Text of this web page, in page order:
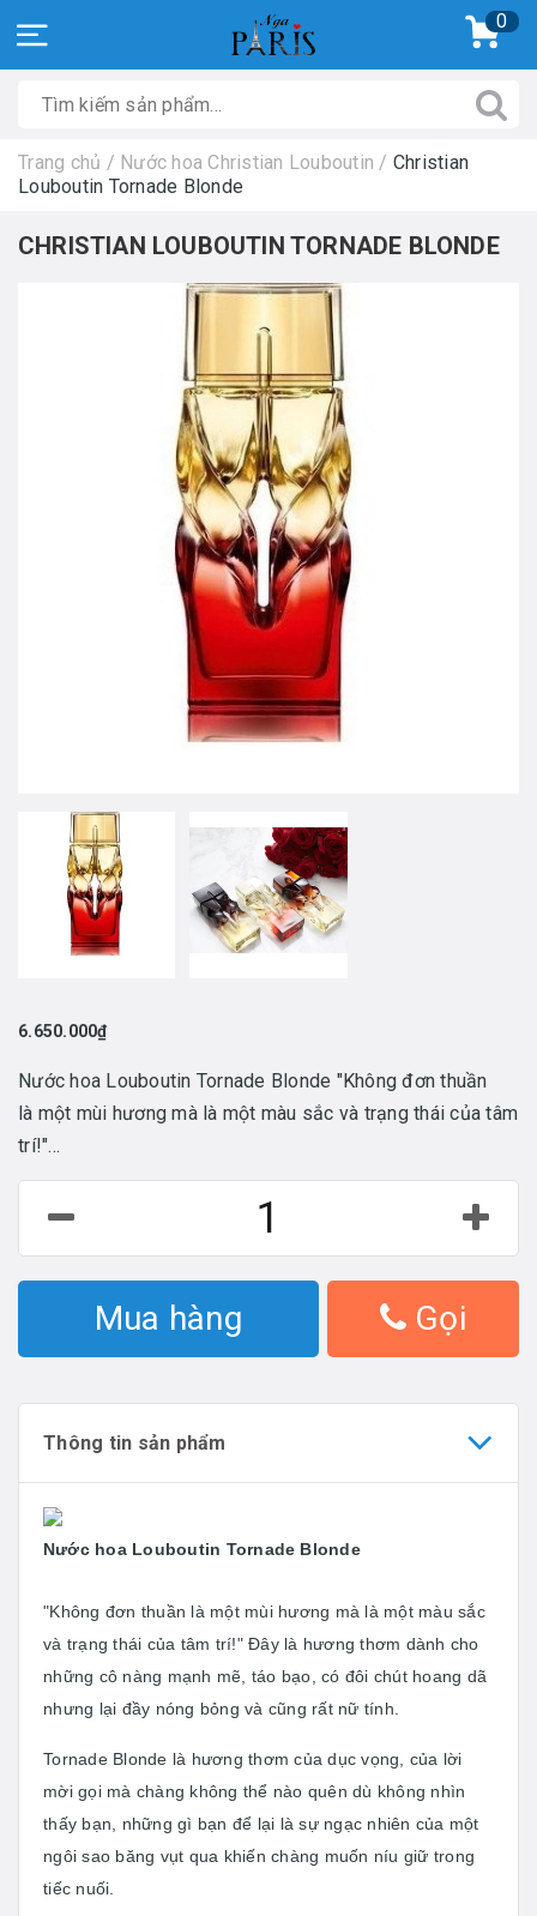
0
Trang chủ / Nước hoa Christian Louboutin / Christian
Louboutin Tornade Blonde
CHRISTIAN LOUBOUTIN TORNADE BLONDE
6.650.000₫
Nước hoa Louboutin Tornade Blonde "Không đơn thuần
là một mùi hương mà là một màu sắc và trạng thái của tâm
trí!"...
Mua hàng Gọi
Thông tin sản phẩm
Nước hoa Louboutin Tornade Blonde
"Không đơn thuần là một mùi hương mà là một màu sắc
và trạng thái của tâm trí!" Đây là hương thơm dành cho
những cô nàng mạnh mẽ, táo bạo, có đôi chút hoang dã
nhưng lại đầy nóng bỏng và cũng rất nữ tính.
Tornade Blonde là hương thơm của dục vọng, của lời
mời gọi mà chàng không thể nào quên dù không nhìn
thấy bạn, những gì bạn để lại là sự ngạc nhiên của một
ngôi sao băng vụt qua khiến chàng muốn níu giữ trong
tiếc nuối.